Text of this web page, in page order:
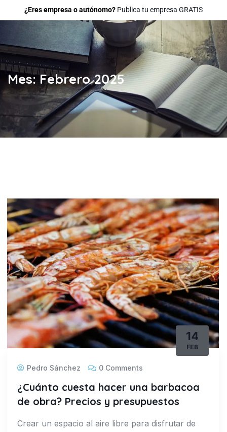
¿Eres empresa o autónomo? Publica tu empresa GRATIS
Mes:Febrero 2025
14
FEB
Pedro Sánchez 0 Comments
¿Cuánto cuesta hacer una barbacoa
de obra? Precios y presupuestos
Crear un espacio al aire libre para disfrutar de